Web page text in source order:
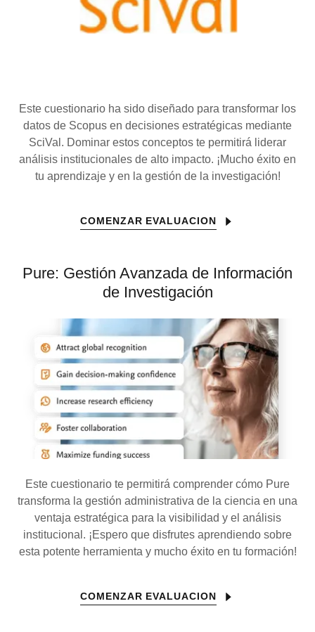
Este cuestionario ha sido diseñado para transformar los
datos de Scopus en decisiones estratégicas mediante
SciVal. Dominar estos conceptos te permitirá liderar
análisis institucionales de alto impacto. ¡Mucho éxito en
tu aprendizaje y en la gestión de la investigación!
COMENZAR EVALUACION
Pure: Gestión Avanzada de Información
de Investigación
Este cuestionario te permitirá comprender cómo Pure
transforma la gestión administrativa de la ciencia en una
ventaja estratégica para la visibilidad y el análisis
institucional. ¡Espero que disfrutes aprendiendo sobre
esta potente herramienta y mucho éxito en tu formación!
COMENZAR EVALUACION